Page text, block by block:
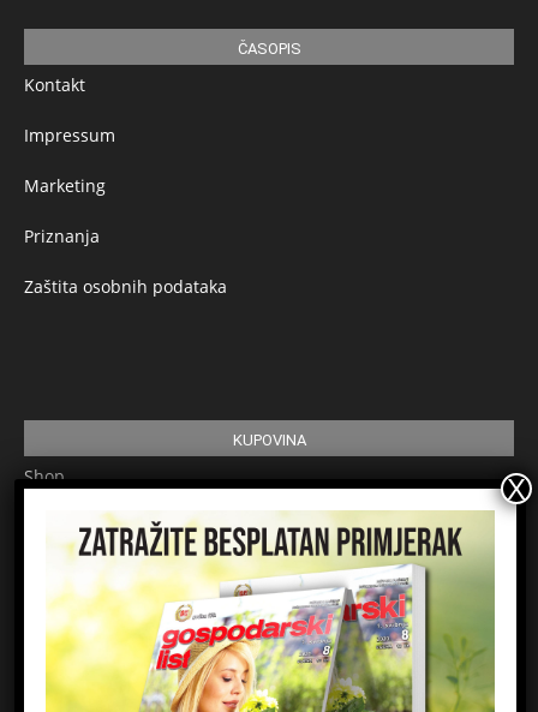
ČASOPIS
Kontakt
Impressum
Marketing
Priznanja
Zaštita osobnih podataka
KUPOVINA
Shop
Pretplata
Uvjeti korištenja
Prijavite se na newsletter